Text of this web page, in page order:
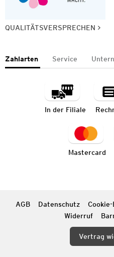
QUALITÄTSVERSPRECHEN
Zahlarten Service
In der Filiale
Mastercard
AGB Datenschutz
Widerruf
Vertrag